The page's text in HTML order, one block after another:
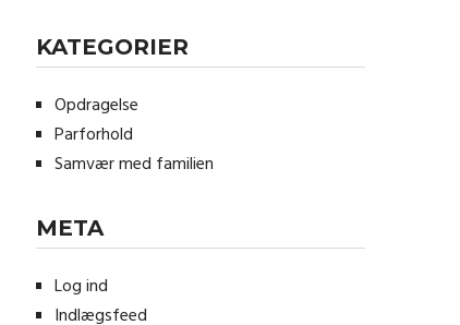
KATEGORIER
Opdragelse
Parforhold
Samvær med familien
META
Log ind
Indlægsfeed